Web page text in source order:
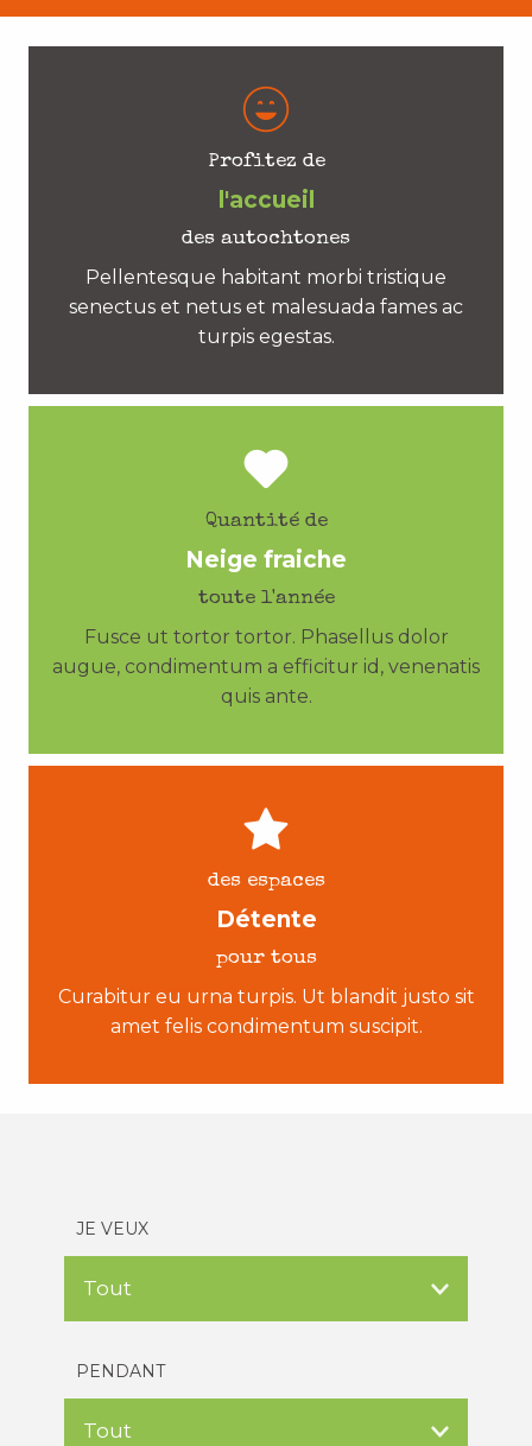
Profitez de
l'accueil
des autochtones
Pellentesque habitant morbi tristique
senectus et netus et malesuada fames ac
turpis egestas.
Quantité de
Neige fraiche
toute l'année
Fusce ut tortor tortor. Phasellus dolor
augue, condimentum a efficitur id, venenatis
quis ante.
des espaces
Détente
pour tous
Curabitur eu urna turpis. Ut blandit justo sit
amet felis condimentum suscipit.
JE VEUX
PENDANT